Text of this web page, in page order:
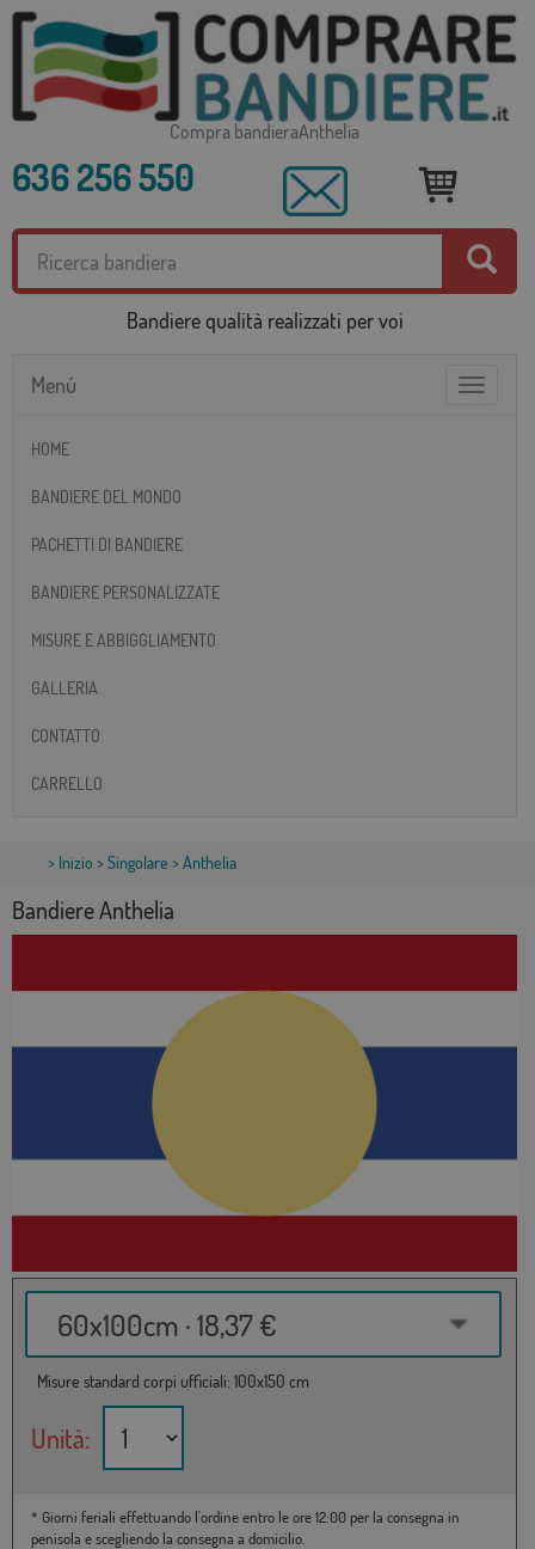
Compra bandieraAnthelia
636 256 550
Bandiere qualità realizzati per voi
Toggle
Menú
HOME
BANDIERE DEL MONDO
PACHETTI DI BANDIERE
BANDIERE PERSONALIZZATE
MISURE E ABBIGGLIAMENTO
GALLERIA
CONTATTO
CARRELLO
> Inizio > Singolare > Anthelia
Bandiere Anthelia
60x100cm · 18,37 €
Misure standard corpi ufficiali: 100x150 cm
Unità:
* Giorni feriali effettuando l'ordine entro le ore 12:00 per la consegna in
penisola e scegliendo la consegna a domicilio.